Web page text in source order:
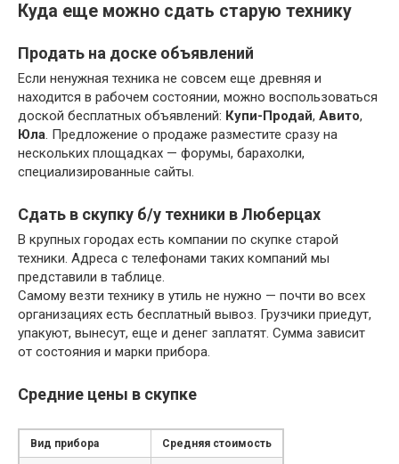
Куда еще можно сдать старую технику
Продать на доске объявлений
Если ненужная техника не совсем еще древняя и
находится в рабочем состоянии, можно воспользоваться
доской бесплатных объявлений: Купи-Продай, Авито,
Юла. Предложение о продаже разместите сразу на
нескольких площадках — форумы, барахолки,
специализированные сайты.
Сдать в скупку б/у техники в Люберцах
В крупных городах есть компании по скупке старой
техники. Адреса с телефонами таких компаний мы
представили в таблице.
Самому везти технику в утиль не нужно — почти во всех
организациях есть бесплатный вывоз. Грузчики приедут,
упакуют, вынесут, еще и денег заплатят. Сумма зависит
от состояния и марки прибора.
Средние цены в скупке
Вид прибора Средняя стоимость